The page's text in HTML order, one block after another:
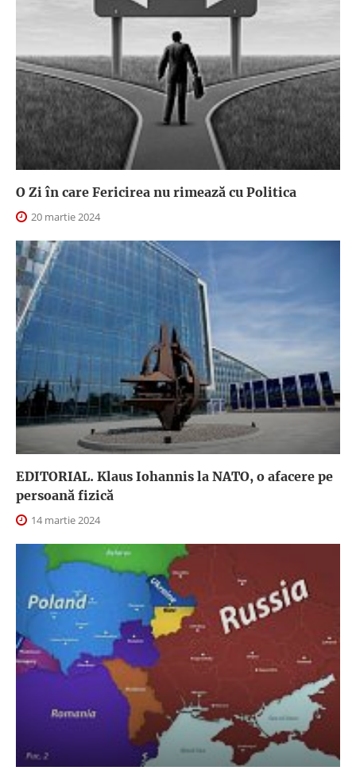
O Zi în care Fericirea nu rimează cu Politica
20 martie 2024
EDITORIAL. Klaus Iohannis la NATO, o afacere pe
persoană fizică
14 martie 2024